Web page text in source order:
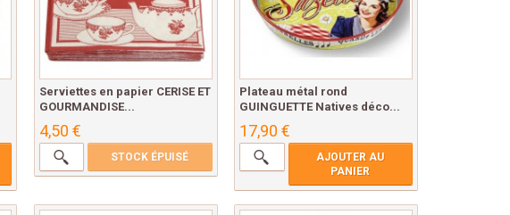
Serviettes en papier CERISE ET
GOURMANDISE...
4,50 €
STOCK ÉPUISÉ
Plateau métal rond
GUINGUETTE Natives déco...
17,90 €
AJOUTER AU
PANIER